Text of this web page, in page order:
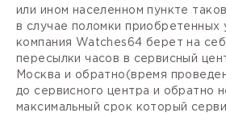
или ином населенном пункте
в случае поломки приобретенных
компания Watches64 берет на
пересылки часов в сервисный
Москва и обратно(время
до сервисного центра и обратно
максимальный срок который